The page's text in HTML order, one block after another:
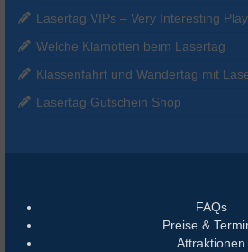
Lasertag VIPs – Very Interesting
Welche Klamotten beim Lasertag
Klassenfahrt und Wandertag mit
Lasertag Gutschein Shop
FAQs
Preise &
Attraktionen